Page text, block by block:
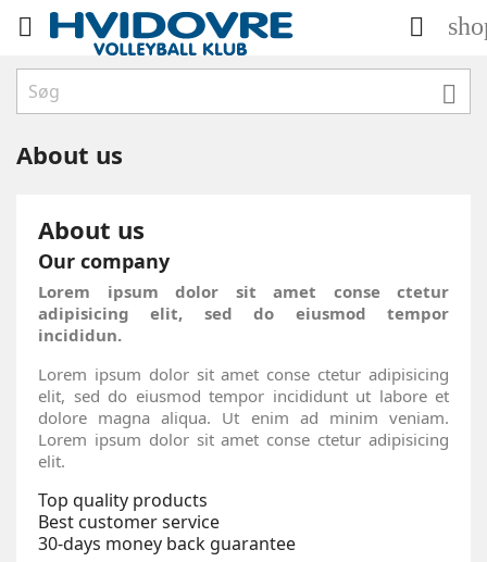
 

About us
About us
Our company
Lorem ipsum dolor sit amet conse ctetur
adipisicing elit, sed do eiusmod tempor
incididun.
Lorem ipsum dolor sit amet conse ctetur adipisicing
elit, sed do eiusmod tempor incididunt ut labore et
dolore magna aliqua. Ut enim ad minim veniam.
Lorem ipsum dolor sit amet conse ctetur adipisicing
elit.
Top quality products
Best customer service
30-days money back guarantee